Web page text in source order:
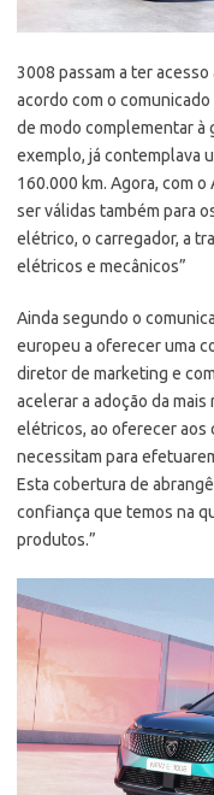
3008 passam a ter
acordo com o
de modo complementar à
exemplo, já contemplava
160.000 km. Agora, com o
ser válidas também para
elétrico, o carregador, a
elétricos e mecânicos”
Ainda segundo o
europeu a oferecer uma
diretor de marketing e
acelerar a adoção da
elétricos, ao oferecer aos
necessitam para
Esta cobertura de
confiança que temos na
produtos.”